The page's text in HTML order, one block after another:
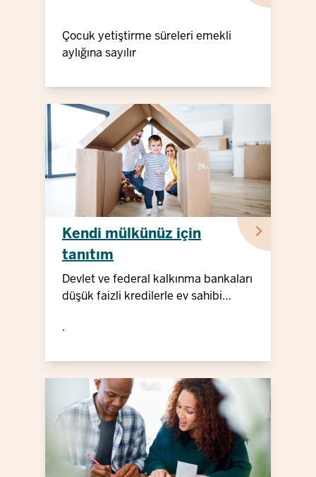
Çocuk yetiştirme süreleri emekli
aylığına sayılır
Kendi mülkünüz için
tanıtım
Devlet ve federal kalkınma bankaları
düşük faizli kredilerle ev sahibi
.